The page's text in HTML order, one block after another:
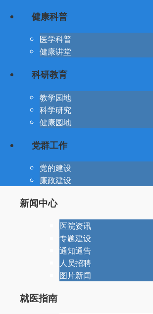
健康科普
医学科普
健康讲堂
科研教育
教学园地
科学研究
健康园地
党群工作
党的建设
廉政建设
新闻中心
医院资讯
专题建设
通知通告
人员招聘
图片新闻
就医指南